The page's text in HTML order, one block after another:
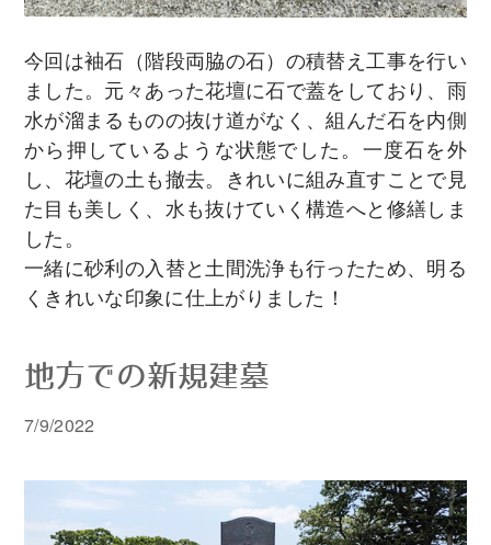
今回は袖石（階段両脇の石）の積替え工事を行い
ました。元々あった花壇に石で蓋をしており、雨
水が溜まるものの抜け道がなく、組んだ石を内側
から押しているような状態でした。一度石を外
し、花壇の土も撤去。きれいに組み直すことで見
た目も美しく、水も抜けていく構造へと修繕しま
した。
一緒に砂利の入替と土間洗浄も行ったため、明る
くきれいな印象に仕上がりました！
地方での新規建墓
7/9/2022